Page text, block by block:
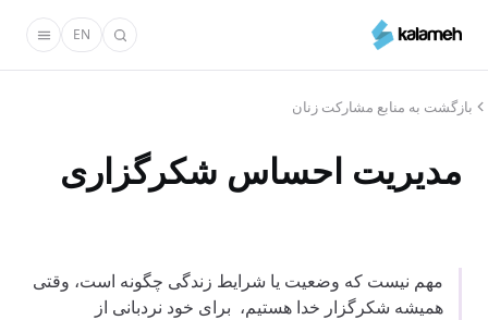
محتوای
EN
بازگشت به منابع مشارکت زنان
مدیریت احساس شکرگزاری
مهم نیست که وضعیت یا شرایط زندگی چگونه است، وقتی
همیشه شکرگزار خدا هستیم، برای خود نردبانی از